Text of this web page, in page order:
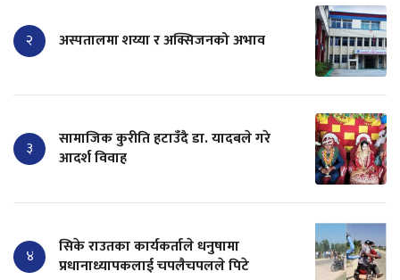
२ अस्पतालमा शय्या र अक्सिजनको अभाव
३
सामाजिक कुरीति हटाउँदै डा. यादबले गरे
आदर्श विवाह
४
सिके राउतका कार्यकर्ताले धनुषामा
प्रधानाध्यापकलाई चपलैचपलले पिटे